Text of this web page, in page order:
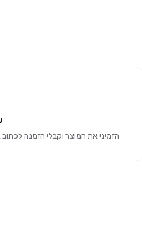
הזמיני את המוצר וקבלי הזמנה לכתוב את